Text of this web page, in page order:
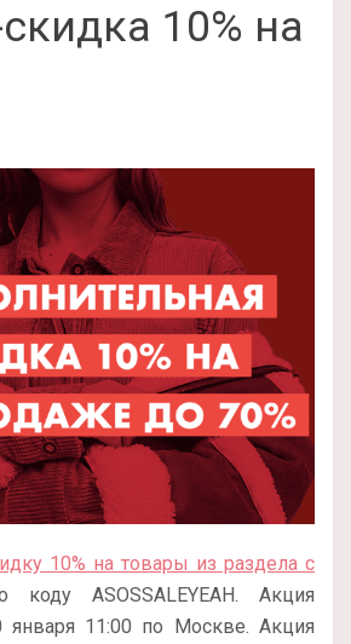
10% на
10% на товары из раздела с
коду ASOSSALEYEAH. Акция
января 11:00 по Москве. Акция